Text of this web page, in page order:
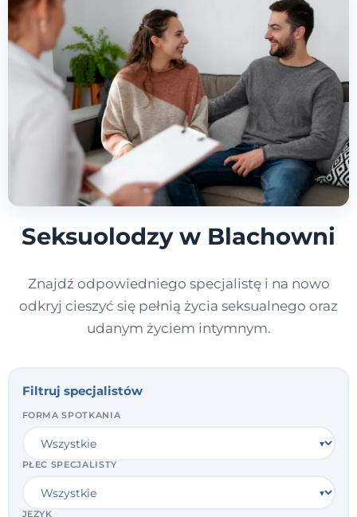
Seksuolodzy w Blachowni
Znajdź odpowiedniego specjalistę i na nowo
odkryj cieszyć się pełnią życia seksualnego oraz
udanym życiem intymnym.
Filtruj specjalistów
FORMA SPOTKANIA
PŁEĆ SPECJALISTY
JĘZYK